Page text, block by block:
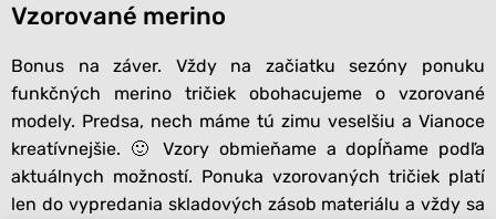
Vzorované merino
Bonus na záver. Vždy na začiatku sezóny ponuku
funkčných merino tričiek obohacujeme o vzorované
modely. Predsa, nech máme tú zimu veselšiu a Vianoce
kreatívnejšie. 🙂 Vzory obmieňame a dopĺňame podľa
aktuálnych možností. Ponuka vzorovaných tričiek platí
len do vypredania skladových zásob materiálu a vždy sa